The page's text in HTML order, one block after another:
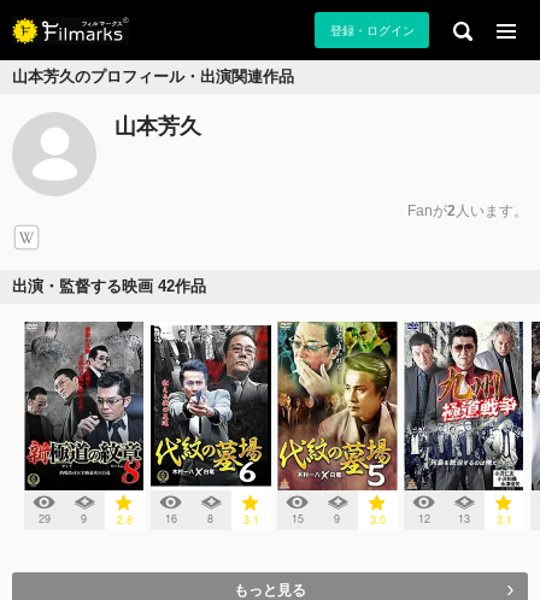
登録・ログイン
山本芳久のプロフィール・出演関連作品
山本芳久
Fanが2 人います。
出演・監督する映画 42作品
29 9 2.8 16 8 3.1 15 9 3.0 12 13 3.1
もっと見る